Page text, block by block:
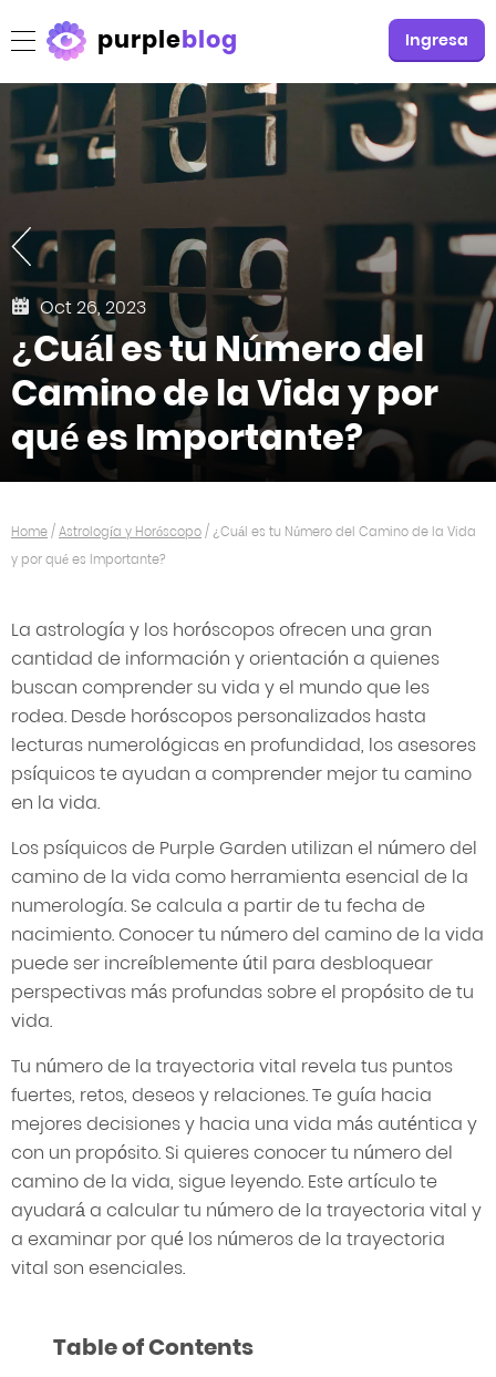
purpleblog Ingresa
Oct 26, 2023
¿Cuál es tu Número del
Camino de la Vida y por
qué es Importante?
Home/Astrología y Horóscopo/¿Cuál es tu Número del Camino de la Vida
y por qué es Importante?
La astrología y los horóscopos ofrecen una gran
cantidad de información y orientación a quienes
buscan comprender su vida y el mundo que les
rodea. Desde horóscopos personalizados hasta
lecturas numerológicas en profundidad, los asesores
psíquicos te ayudan a comprender mejor tu camino
en la vida.
Los psíquicos de Purple Garden utilizan el número del
camino de la vida como herramienta esencial de la
numerología. Se calcula a partir de tu fecha de
nacimiento. Conocer tu número del camino de la vida
puede ser increíblemente útil para desbloquear
perspectivas más profundas sobre el propósito de tu
vida.
Tu número de la trayectoria vital revela tus puntos
fuertes, retos, deseos y relaciones. Te guía hacia
mejores decisiones y hacia una vida más auténtica y
con un propósito. Si quieres conocer tu número del
camino de la vida, sigue leyendo. Este artículo te
ayudará a calcular tu número de la trayectoria vital y
a examinar por qué los números de la trayectoria
vital son esenciales.
Table of Contents